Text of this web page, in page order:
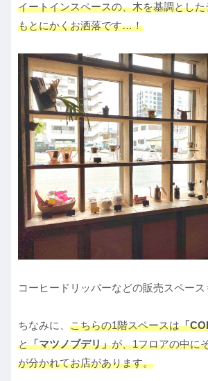
イートインスペースの、木を基調とし
もとにかくお洒落です…！
コーヒードリッパーなどの販売スペース
ちなみに、 こちらの1階スペースは「
と「マツノブデリ」が、1フロアの中に
が分かれてお店があります。